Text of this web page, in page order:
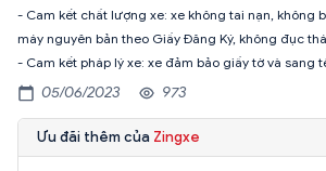
- Cam kết chất lượng xe: xe không tai nạn, không
máy nguyên bản theo Giấy Đăng Ký, không đục
- Cam kết pháp lý xe: xe đảm bảo giấy tờ và sang
05/06/2023 973
Ưu đãi thêm của Zingxe